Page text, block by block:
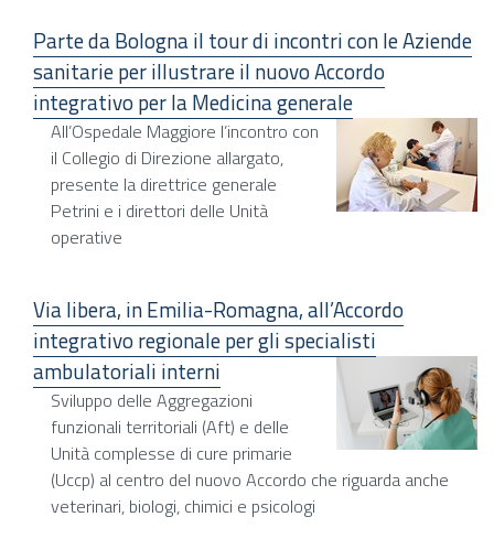
Parte da Bologna il tour di incontri con le Aziende
sanitarie per illustrare il nuovo Accordo
integrativo per la Medicina generale
All’Ospedale Maggiore l’incontro con
il Collegio di Direzione allargato,
presente la direttrice generale
Petrini e i direttori delle Unità
operative
Via libera, in Emilia-Romagna, all’Accordo
integrativo regionale per gli specialisti
ambulatoriali interni
Sviluppo delle Aggregazioni
funzionali territoriali (Aft) e delle
Unità complesse di cure primarie
(Uccp) al centro del nuovo Accordo che riguarda anche
veterinari, biologi, chimici e psicologi